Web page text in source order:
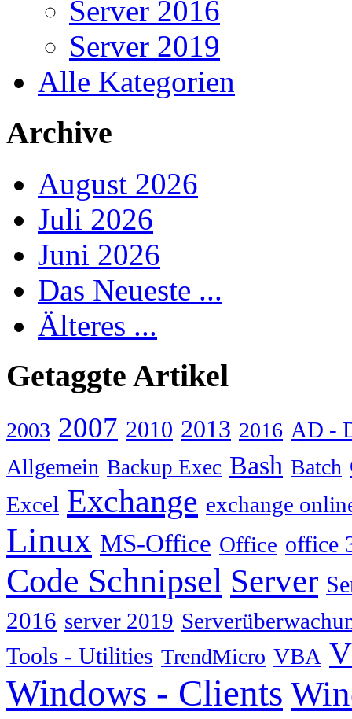
Server 2016
Server 2019
Alle Kategorien
Archive
August 2026
Juli 2026
Juni 2026
Das Neueste ...
Älteres ...
Getaggte Artikel
2003 2007 2010 2013 2016 AD -
Allgemein Backup Exec Bash Batch
Excel Exchange exchange
Linux MS-Office Office office
Code Schnipsel Server
2016 server 2019
Tools - Utilities TrendMicro VBA
Windows - Clients